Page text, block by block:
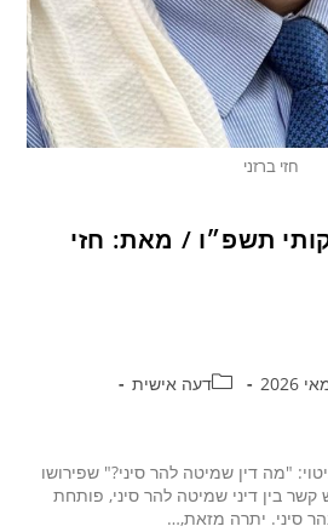
חזי ברזני
תשפ״ו / מאת: חזי
דעה אישית
"מה דין שמיטה להר סיני?" שפירושו
בין דיני שמיטה להר סיני, פותחת
סיני. יתרה מזאת,…